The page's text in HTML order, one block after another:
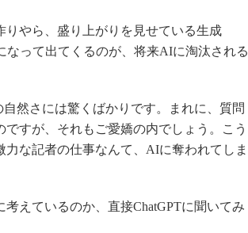
インダストリー4.0
イノベーション
メイドインジャパン
植物工場
知財マネジメント
グローバル設計・開発
やら、盛り上がりを見せている生成
って出てくるのが、将来AIに淘汰される
然さには驚くばかりです。まれに、質問
すが、それもご愛嬌の内でしょう。こう
な記者の仕事なんて、AIに奪われてしま
えているのか、直接ChatGPTに聞いてみ